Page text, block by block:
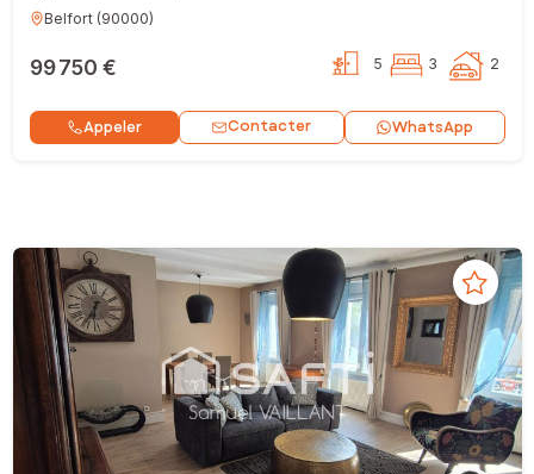
Belfort(90000)
99 750 € 5 3 2
Appeler Contacter WhatsApp